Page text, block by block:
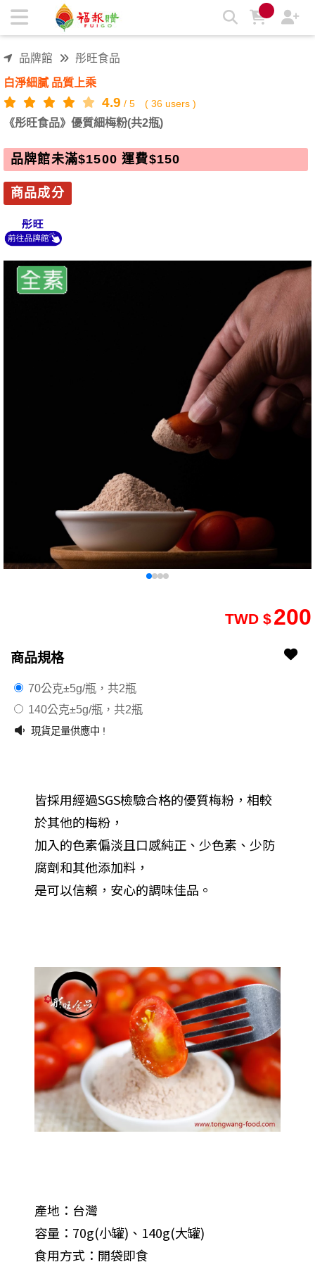
《彤旺食品》優質細梅粉(共2瓶) | 福報購蔬食購物商城
品牌館 彤旺食品
白淨細膩 品質上乘
4.9 / 5 ( 36 users )
《彤旺食品》優質細梅粉(共2瓶)
品牌館未滿$1500 運費$150
商品成分
200
TWD $
商品規格
70公克±5g/瓶，共2瓶
140公克±5g/瓶，共2瓶
現貨足量供應中 !
皆採用經過SGS檢驗合格的優質梅粉，相較
於其他的梅粉，
加入的色素偏淡且口感純正、少色素、少防
腐劑和其他添加料，
是可以信賴，安心的調味佳品。
產地：台灣
容量：70g(小罐)、140g(大罐)
食用方式：開袋即食